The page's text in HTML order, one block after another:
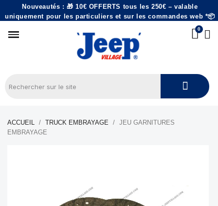
Nouveautés : 🎁 10€ OFFERTS tous les 250€ – valable
uniquement pour les particuliers et sur les commandes web *📦
ACCUEIL TRUCK EMBRAYAGE
JEU GARNITURES
EMBRAYAGE